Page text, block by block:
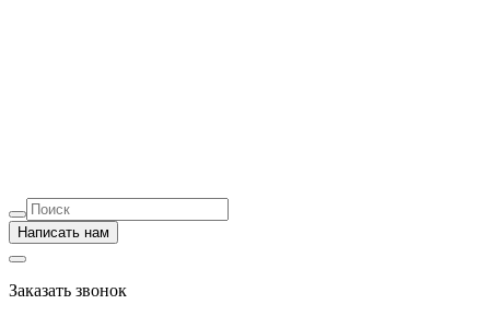
Написать нам
Заказать звонок